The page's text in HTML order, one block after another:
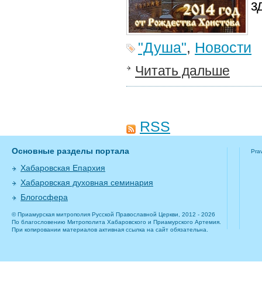
"Душа", Новости
Читать дальше
RSS
Основные разделы портала
Хабаровская Епархия
Хабаровская духовная семинария
Блогосфера
© Приамурская митрополия Русской Православной Церкви, 2012 - 2026
По благословению Митрополита Хабаровского и Приамурского Артемия.
При копировании материалов активная ссылка на сайт обязательна.